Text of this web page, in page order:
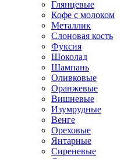
Глянцевые
Кофе с молоком
Металлик
Слоновая кость
Фуксия
Шоколад
Шампань
Оливковые
Оранжевые
Вишневые
Изумрудные
Венге
Ореховые
Янтарные
Сиреневые